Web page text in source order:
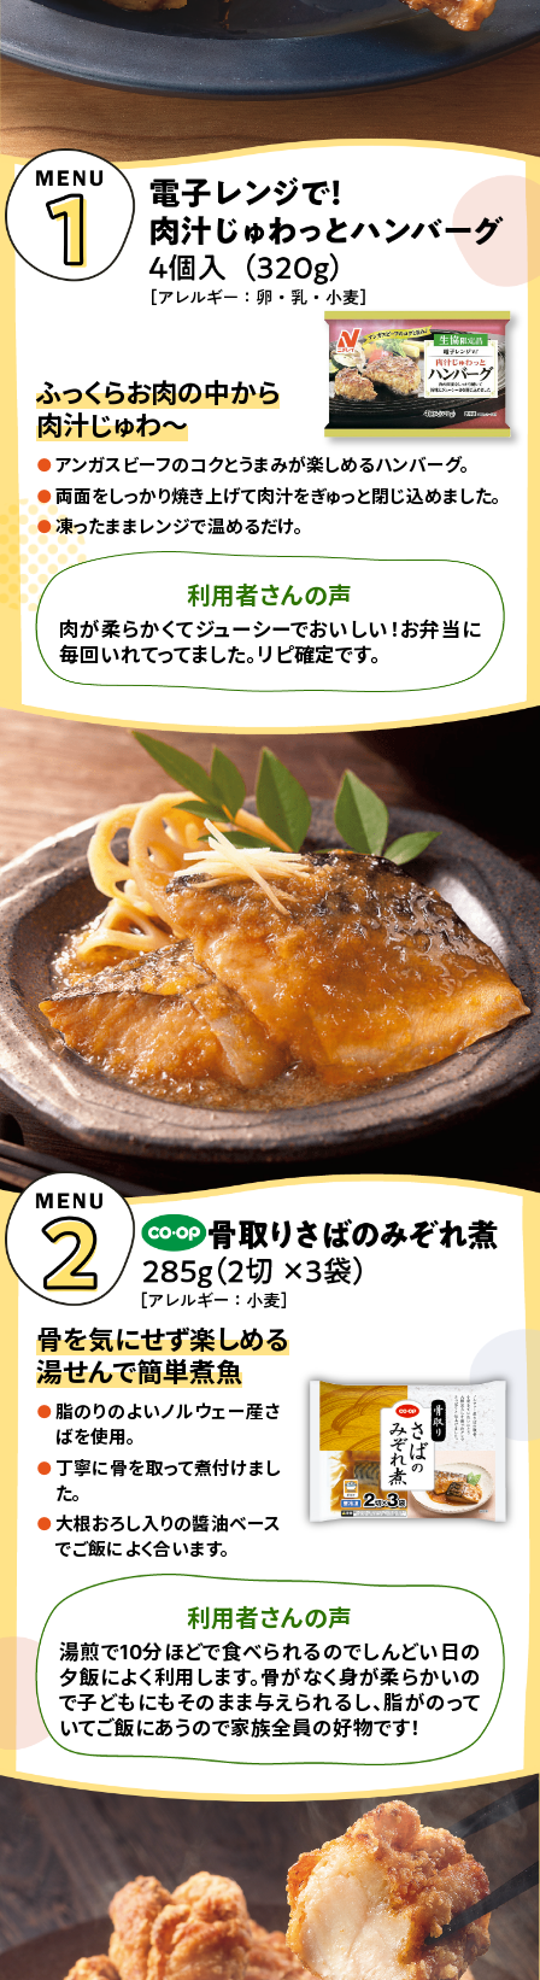
ふっくらお肉の中から
肉汁じゅわ～
アンガスビーフのコクとうまみが楽しめるハンバーグ。
両面をしっかり焼き上げて肉汁をぎゅっと閉じ込めました。
凍ったままレンジで温めるだけ。
利用者さんの声
肉が柔らかくてジューシーでおいしい！お弁当に
毎回いれてってました。リピ確定です。
骨を気にせず楽しめる
湯せんで簡単煮魚
脂のりのよいノルウェー産さ
ばを使用。
丁寧に骨を取って煮付けまし
た。
大根おろし入りの醬油ベース
でご飯によく合います。
利用者さんの声
湯煎で10分ほどで食べられるのでしんどい日の
夕飯によく利用します。骨がなく身が柔らかいの
で子どもにもそのまま与えられるし、脂がのって
いてご飯にあうので家族全員の好物です！